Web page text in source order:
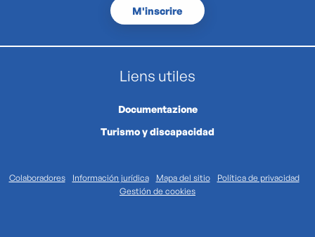
M'inscrire
Liens utiles
Documentazione
Turismo y discapacidad
Colaboradores Información jurídica Mapa del sitio
Política de privacidad
Gestión de cookies